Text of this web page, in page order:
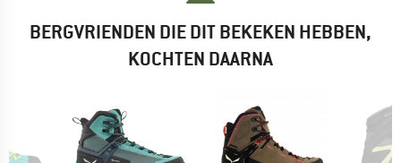
BERGVRIENDEN DIE DIT BEKEKEN HEBBEN,
KOCHTEN DAARNA